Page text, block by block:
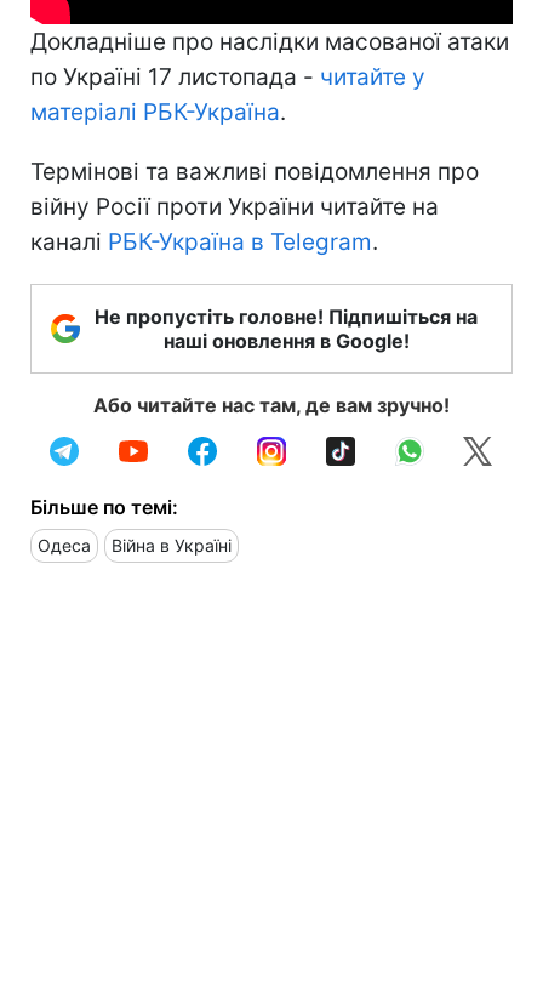
Докладніше про наслідки масованої атаки
по Україні 17 листопада - читайте у
матеріалі РБК-Україна.
Термінові та важливі повідомлення про
війну Росії проти України читайте на
каналі РБК-Україна в Telegram.
Не пропустіть головне! Підпишіться на
наші оновлення в Google!
Або читайте нас там, де вам зручно!
Більше по темі:
Одеса Війна в Україні